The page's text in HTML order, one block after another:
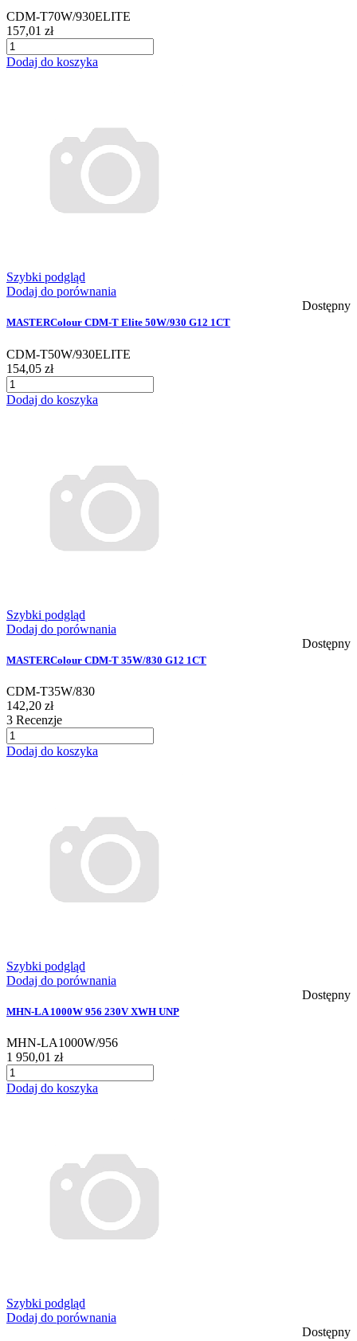
CDM-T70W/930ELITE
157,01 zł
Dodaj do koszyka
Szybki podgląd
Dodaj do porównania
Dostępny
MASTERColour CDM-T Elite 50W/930 G12 1CT
CDM-T50W/930ELITE
154,05 zł
Dodaj do koszyka
Szybki podgląd
Dodaj do porównania
Dostępny
MASTERColour CDM-T 35W/830 G12 1CT
CDM-T35W/830
142,20 zł
3 Recenzje
Dodaj do koszyka
Szybki podgląd
Dodaj do porównania
Dostępny
MHN-LA 1000W 956 230V XWH UNP
MHN-LA1000W/956
1 950,01 zł
Dodaj do koszyka
Szybki podgląd
Dodaj do porównania
Dostępny